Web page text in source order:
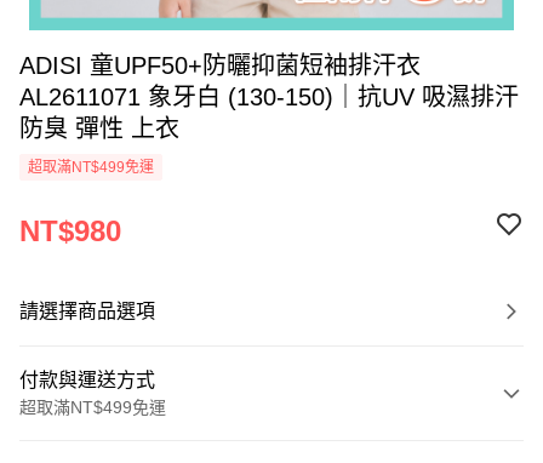
ADISI 童UPF50+防曬抑菌短袖排汗衣
AL2611071 象牙白 (130-150)｜抗UV 吸濕排汗
防臭 彈性 上衣
超取滿NT$499免運
NT$980
請選擇商品選項
付款與運送方式
超取滿NT$499免運